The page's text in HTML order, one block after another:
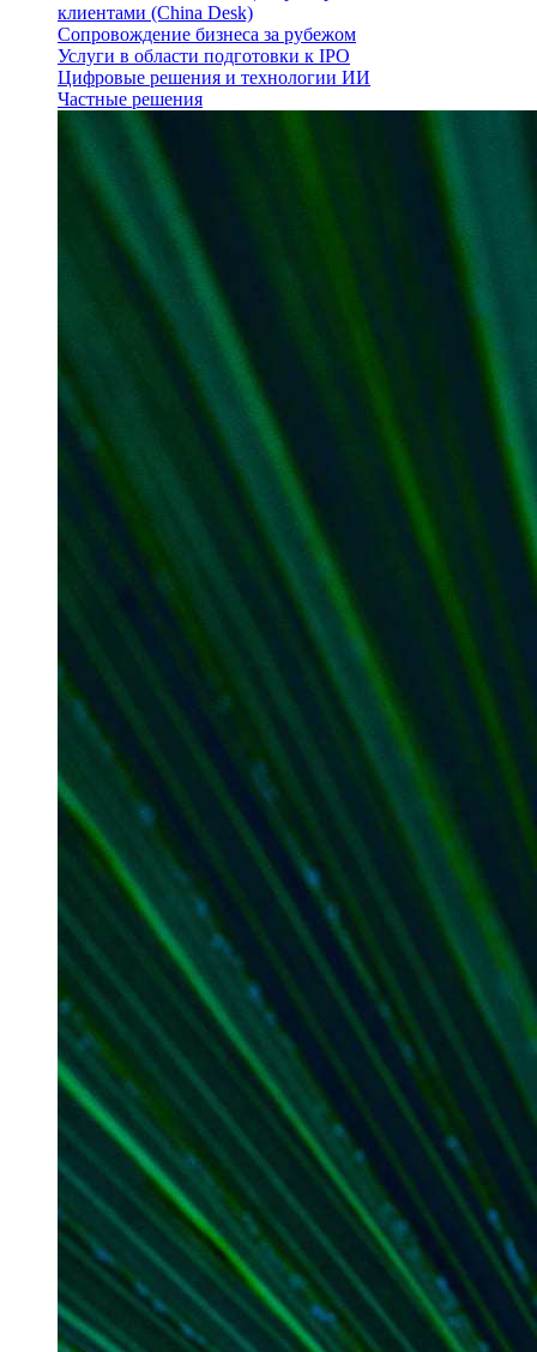
клиентами (China Desk)
Сопровождение бизнеса за рубежом
Услуги в области подготовки к IPO
Цифровые решения и технологии ИИ
Частные решения